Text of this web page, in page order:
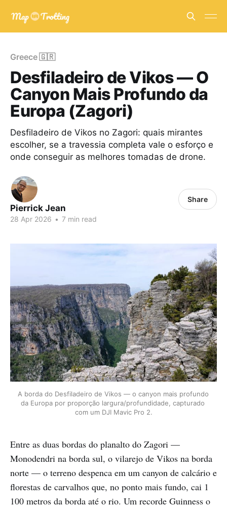
Greece 🇬🇷
Desfiladeiro de Vikos — O
Canyon Mais Profundo da
Europa (Zagori)
Desfiladeiro de Vikos no Zagori: quais mirantes
escolher, se a travessia completa vale o esforço e
onde conseguir as melhores tomadas de drone.
Pierrick Jean
28 Apr 2026 • 7 min read
Share
A borda do Desfiladeiro de Vikos — o canyon mais profundo
da Europa por proporção largura/profundidade, capturado
com um DJI Mavic Pro 2.
Entre as duas bordas do planalto do Zagori —
Monodendri na borda sul, o vilarejo de Vikos na borda
norte — o terreno despenca em um canyon de calcário e
florestas de carvalhos que, no ponto mais fundo, cai 1
100 metros da borda até o rio. Um recorde Guinness o